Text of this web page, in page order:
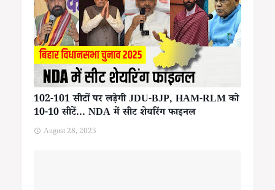
102-101 सीटों पर लड़ेगी JDU-BJP, HAM-RLM को
10-10 सीटें... NDA में सीट शेयरिंग फाइनल
August 28, 2025